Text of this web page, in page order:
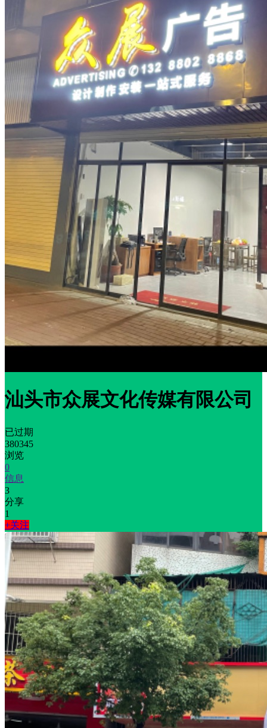
汕头市众展文化传媒有限公司
已过期
380345
浏览
0
信息
3
分享
1
+关注